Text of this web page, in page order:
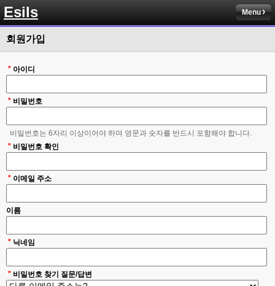
Esils Menu
회원가입
아이디
*
비밀번호
*
비밀번호는 6자리 이상이어야 하며 영문과 숫자를 반드시 포함해야 합니다.
비밀번호 확인
*
* 이메일 주소
이름
* 닉네임
* 비밀번호 찾기 질문/답변
ㅋ
esils
그렇다고 코어랑 모듈 전부 마개조해버릴려니 난중 또 공식버전 올라오면 답
없을꺼같아서 ;;
esils 00:15
오 정상 이네요!
비회원
esils
고게임77
esils 00:17
esils 00:18